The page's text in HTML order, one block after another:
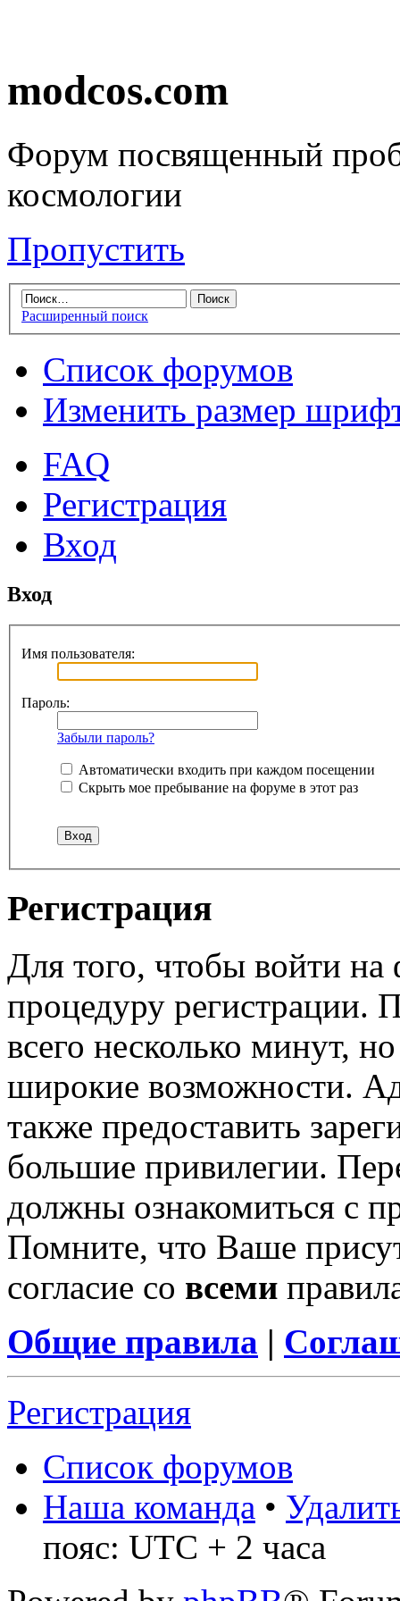
modcos.com
Форум посвященный
космологии
Пропустить
Расширенный поиск
Список форумов
Изменить размер
FAQ
Регистрация
Вход
Вход
Имя пользователя:
Пароль:
Забыли пароль?
Автоматически входить при каждом посещении
Скрыть мое пребывание на форуме в этот раз
Регистрация
Для того, чтобы войти
процедуру регистрации.
всего несколько минут,
широкие возможности.
также предоставить
большие привилегии.
должны ознакомиться с
Помните, что Ваше
согласие со всеми
Общие правила |
Регистрация
Список форумов
Наша команда •
пояс: UTC + 2 часа